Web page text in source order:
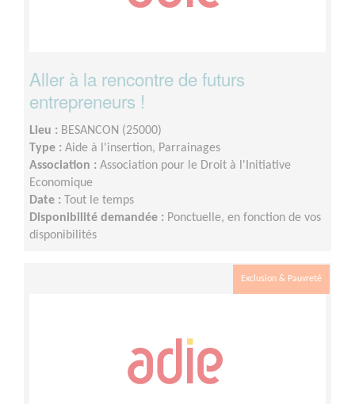
Aller à la rencontre de futurs
entrepreneurs !
Lieu : BESANCON (25000)
Type : Aide à l'insertion, Parrainages
Association : Association pour le Droit à l'Initiative
Economique
Date :
Tout le temps
Disponibilité demandée : Ponctuelle, en fonction de vos
disponibilités
Exclusion & Pauvreté